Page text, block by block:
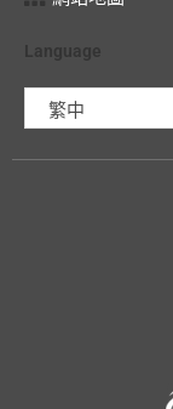
Language